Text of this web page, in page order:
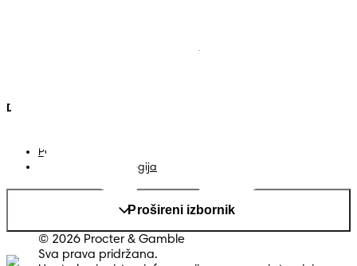
Država/regija
PG web-stranica
Promijeni država/regija
Prošireni izbornik
© 2026 Procter & Gamble
Sva prava pridržana.